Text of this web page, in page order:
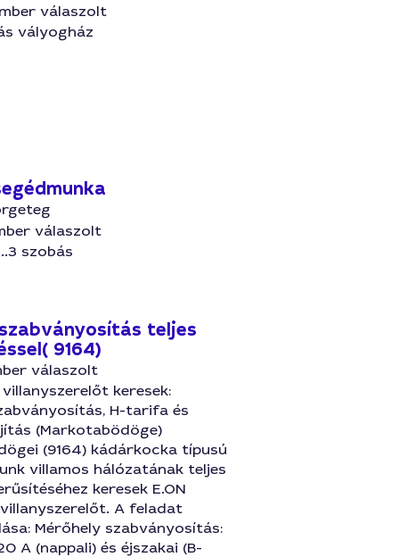
válaszolt
vályogház
válaszolt
szobás
teljes
9164)
válaszolt
keresek:
H-tarifa és
(Markotabödöge)
(9164) kádárkocka típusú
villamos hálózatának teljes
keresek E.ON
A feladat
Mérőhely szabványosítás:
A (nappali) és éjszakai (B-